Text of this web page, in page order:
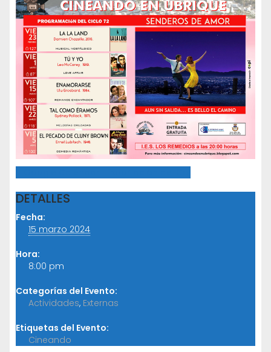
DETALLES
Fecha:
15 marzo 2024
Hora:
8:00 pm
Categorías del Evento:
Actividades, Externas
Etiquetas del Evento:
Cineando